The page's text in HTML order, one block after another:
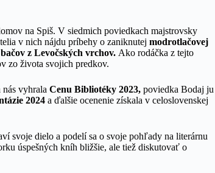
na Spiš. V siedmich poviedkach majstrovsky
v nich nájdu príbehy o zaniknutej modrotlačovej
z Levočských vrchov. Ako rodáčka z tejto
zo života svojich predkov.
vyhrala Cenu Bibliotéky 2023, poviedka Bodaj ju
2024 a ďalšie ocenenie získala v celoslovenskej
svoje dielo a podelí sa o svoje pohľady na literárnu
úspešných kníh bližšie, ale tiež diskutovať o